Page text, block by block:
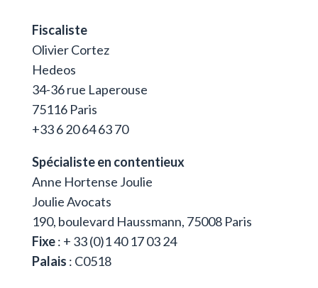
Fiscaliste
Olivier Cortez
Hedeos
34-36 rue Laperouse
75116 Paris
+33 6 20 64 63 70
Spécialiste en contentieux
Anne Hortense Joulie
Joulie Avocats
190, boulevard Haussmann, 75008 Paris
Fixe: + 33 (0)1 40 17 03 24
Palais : C0518